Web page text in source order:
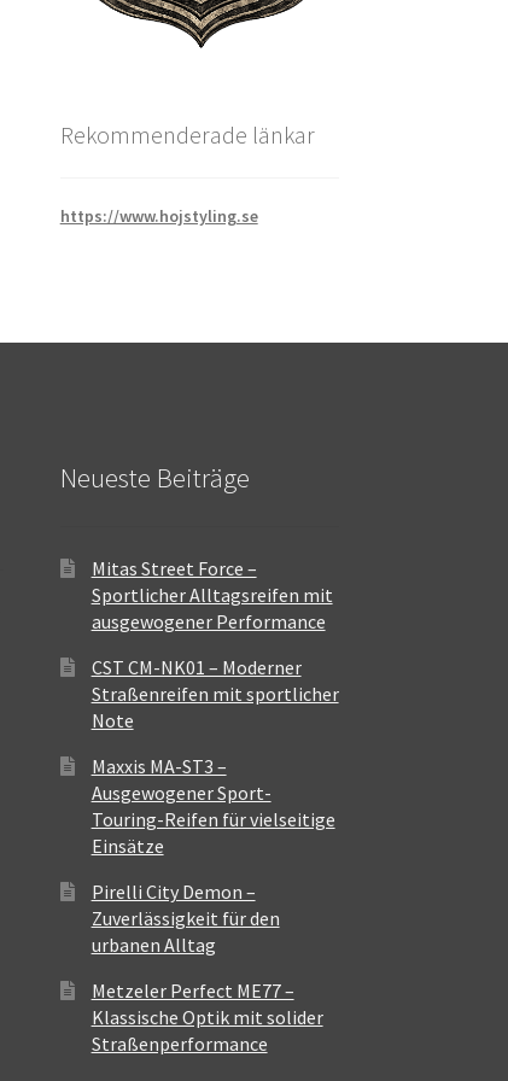
Rekommenderade länkar
https://www.hojstyling.se
Neueste Beiträge
Mitas Street Force –
Sportlicher Alltagsreifen mit
ausgewogener Performance
CST CM-NK01 – Moderner
Straßenreifen mit sportlicher
Note
Maxxis MA-ST3 –
Ausgewogener Sport-
Touring-Reifen für vielseitige
Einsätze
Pirelli City Demon –
Zuverlässigkeit für den
urbanen Alltag
Metzeler Perfect ME77 –
Klassische Optik mit solider
Straßenperformance